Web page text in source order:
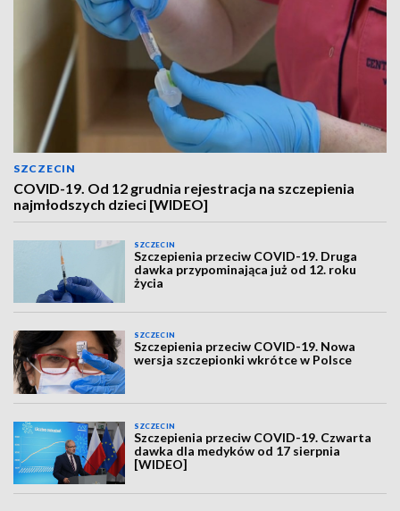
SZCZECIN
COVID-19. Od 12 grudnia rejestracja na szczepienia
najmłodszych dzieci [WIDEO]
SZCZECIN
Szczepienia przeciw COVID-19. Druga
dawka przypominająca już od 12. roku
życia
SZCZECIN
Szczepienia przeciw COVID-19. Nowa
wersja szczepionki wkrótce w Polsce
SZCZECIN
Szczepienia przeciw COVID-19. Czwarta
dawka dla medyków od 17 sierpnia
[WIDEO]